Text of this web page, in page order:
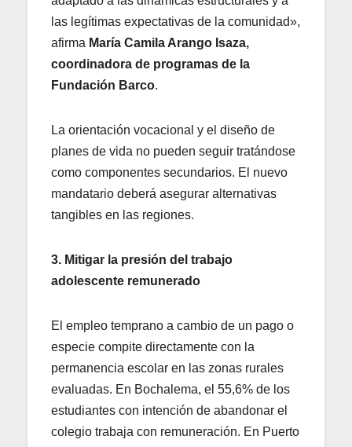
las legítimas expectativas de la comunidad»,
afirma María Camila Arango Isaza,
coordinadora de programas de la
Fundación Barco.
La orientación vocacional y el diseño de
planes de vida no pueden seguir tratándose
como componentes secundarios. El nuevo
mandatario deberá asegurar alternativas
tangibles en las regiones.
3. Mitigar la presión del trabajo
adolescente remunerado
El empleo temprano a cambio de un pago o
especie compite directamente con la
permanencia escolar en las zonas rurales
evaluadas. En Bochalema, el 55,6% de los
estudiantes con intención de abandonar el
colegio trabaja con remuneración. En Puerto